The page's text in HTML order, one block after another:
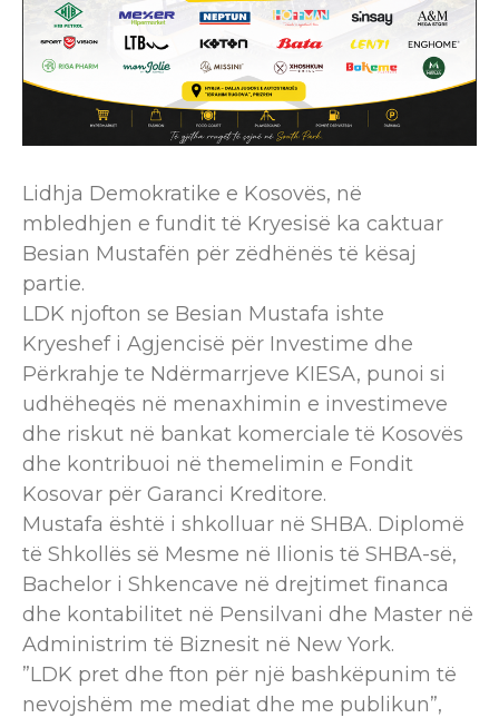
Lidhja Demokratike e Kosovës, në
mbledhjen e fundit të Kryesisë ka caktuar
Besian Mustafën për zëdhënës të kësaj
partie.
LDK njofton se Besian Mustafa ishte
Kryeshef i Agjencisë për Investime dhe
Përkrahje te Ndërmarrjeve KIESA, punoi si
udhëheqës në menaxhimin e investimeve
dhe riskut në bankat komerciale të Kosovës
dhe kontribuoi në themelimin e Fondit
Kosovar për Garanci Kreditore.
Mustafa është i shkolluar në SHBA. Diplomë
të Shkollës së Mesme në Ilionis të SHBA-së,
Bachelor i Shkencave në drejtimet financa
dhe kontabilitet në Pensilvani dhe Master në
Administrim të Biznesit në New York.
”LDK pret dhe fton për një bashkëpunim të
nevojshëm me mediat dhe me publikun”,